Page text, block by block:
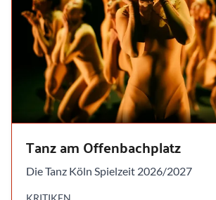
Tanz am Offenbachplatz
Die Tanz Köln Spielzeit 2026/2027
KRITIKEN